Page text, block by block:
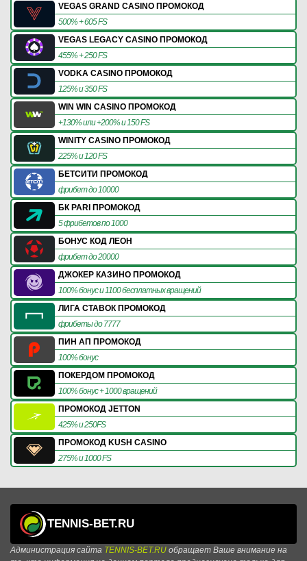
VEGAS GRAND CASINO ПРОМОКОД
500% + 605 FS
VEGAS LEGACY CASINO ПРОМОКОД
455% + 250 FS
VODKA CASINO ПРОМОКОД
125% и 350 FS
WIN WIN CASINO ПРОМОКОД
+130% или +200% и 150 FS
WINITY CASINO ПРОМОКОД
225% и 120 FS
БЕТСИТИ ПРОМОКОД
фрибет до 10000
БК PARI ПРОМОКОД
5 фрибетов по 1000
БОНУС КОД ЛЕОН
фрибет до 20000
ДЖОКЕР КАЗИНО ПРОМОКОД
100% бонус и 1100 бесплатных вращений
ЛИГА СТАВОК ПРОМОКОД
фрибеты до 7777
ПИН АП ПРОМОКОД
100% бонус
ПОКЕРДОМ ПРОМОКОД
100% бонус + 1000 вращений
ПРОМОКОД JETTON
425% и 250FS
ПРОМОКОД KUSH CASINO
275% и 1000 FS
TENNIS-BET.RU
Администрация сайта TENNIS-BET.RU обращает Ваше внимание на